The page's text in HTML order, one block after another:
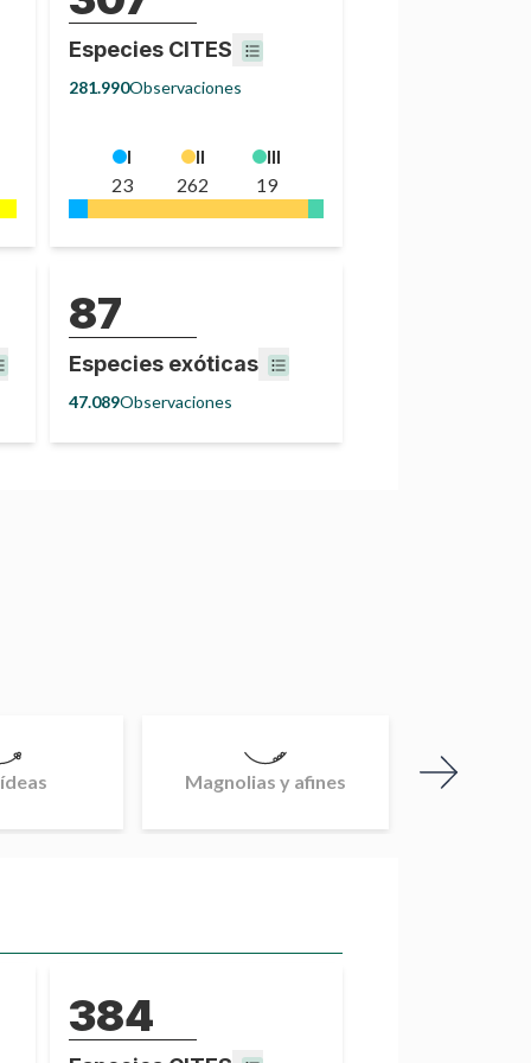
Especies CITES
281.990Observaciones
I
23
II
262
III
19
87
Especies exóticas
47.089Observaciones
Magnolias y afines
384